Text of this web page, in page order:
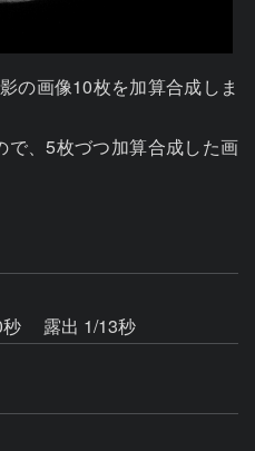
の画像10枚を加算合成しま
で、5枚づつ加算合成した画
露出 1/13秒